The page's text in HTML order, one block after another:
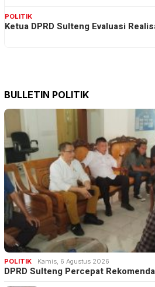
POLITIK
Ketua DPRD Sulteng Evaluasi
BULLETIN POLITIK
POLITIK Kamis, 6 Agustus 2026
DPRD Sulteng Percepat